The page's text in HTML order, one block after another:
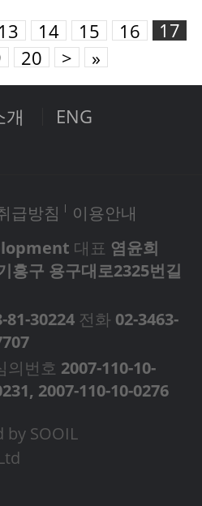
13 14 15 16
17
20 > »
개
ENG
급방침
이용안내
대표 염윤희
흥구 용구대로2325번길
81-30224 전화 02-3463-
의번호 2007-110-10-
2007-110-10-0276
SOOIL